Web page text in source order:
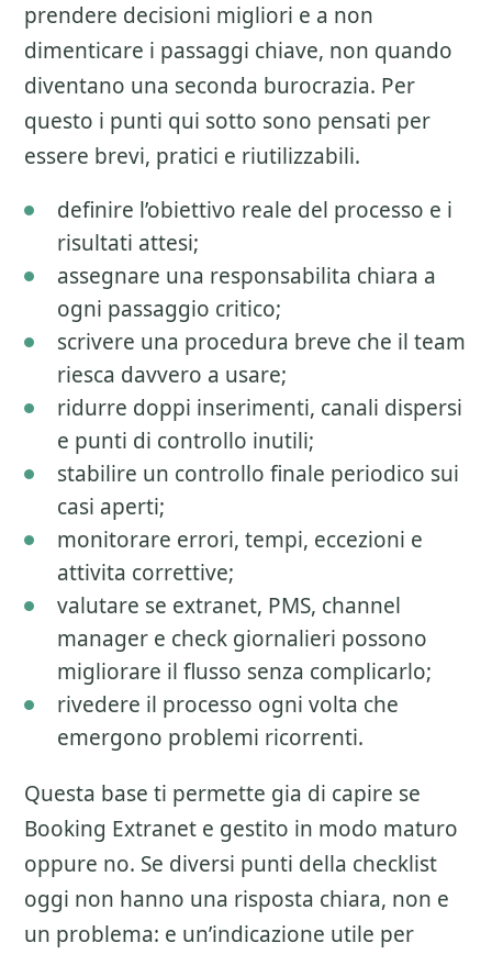
prendere decisioni migliori e a non
dimenticare i passaggi chiave, non quando
diventano una seconda burocrazia. Per
questo i punti qui sotto sono pensati per
essere brevi, pratici e riutilizzabili.
definire l’obiettivo reale del processo e i
risultati attesi;
assegnare una responsabilita chiara a
ogni passaggio critico;
scrivere una procedura breve che il team
riesca davvero a usare;
ridurre doppi inserimenti, canali dispersi
e punti di controllo inutili;
stabilire un controllo finale periodico sui
casi aperti;
monitorare errori, tempi, eccezioni e
attivita correttive;
valutare se extranet, PMS, channel
manager e check giornalieri possono
migliorare il flusso senza complicarlo;
rivedere il processo ogni volta che
emergono problemi ricorrenti.
Questa base ti permette gia di capire se
Booking Extranet e gestito in modo maturo
oppure no. Se diversi punti della checklist
oggi non hanno una risposta chiara, non e
un problema: e un’indicazione utile per